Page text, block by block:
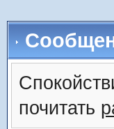
почитать